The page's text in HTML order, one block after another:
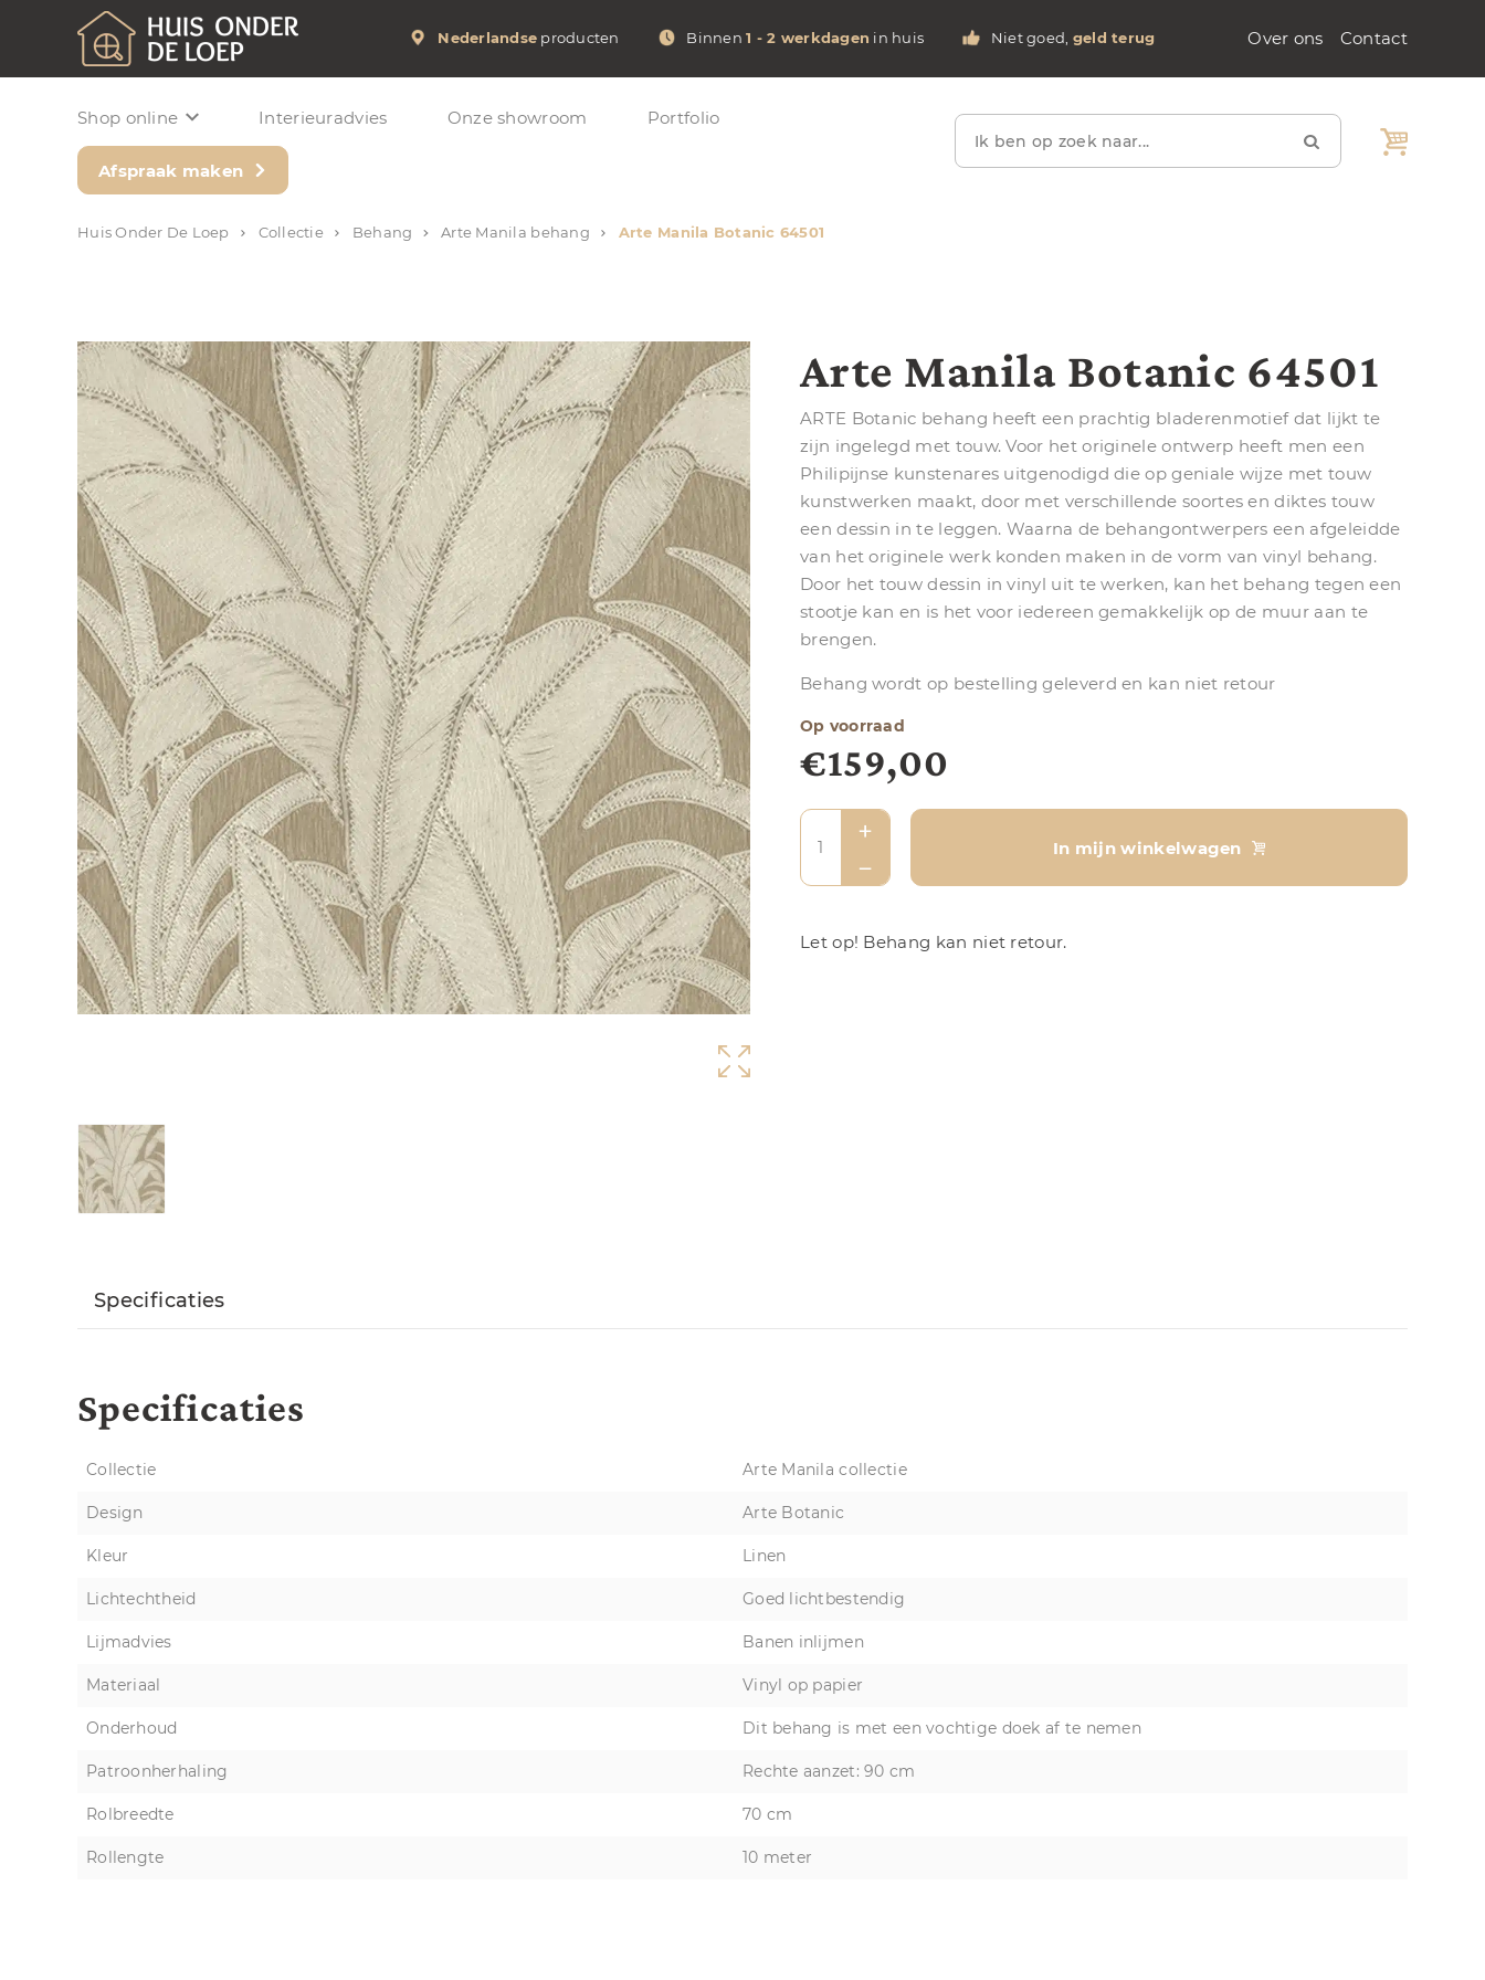
Nederlandse producten Binnen1 - 2 werkdagen in huis Niet goed, geld terug Over ons Contact
Shop online Interieuradvies Onze showroom Portfolio
Afspraak maken
Ik ben op zoek naar...
Huis Onder De Loep Collectie Behang Arte Manila behang Arte Manila Botanic 64501
Arte Manila Botanic 64501
ARTE Botanic behang heeft een prachtig bladerenmotief dat lijkt te
zijn ingelegd met touw. Voor het originele ontwerp heeft men een
Philipijnse kunstenares uitgenodigd die op geniale wijze met touw
kunstwerken maakt, door met verschillende soortes en diktes touw
een dessin in te leggen. Waarna de behangontwerpers een afgeleidde
van het originele werk konden maken in de vorm van vinyl behang.
Door het touw dessin in vinyl uit te werken, kan het behang tegen een
stootje kan en is het voor iedereen gemakkelijk op de muur aan te
brengen.
Behang wordt op bestelling geleverd en kan niet retour
Op voorraad
€159,00
In mijn winkelwagen
Let op! Behang kan niet retour.
Specificaties
Specificaties
Collectie Arte Manila collectie
Design Arte Botanic
Kleur Linen
Lichtechtheid Goed lichtbestendig
Lijmadvies Banen inlijmen
Materiaal Vinyl op papier
Onderhoud Dit behang is met een vochtige doek af te nemen
Patroonherhaling Rechte aanzet: 90 cm
Rolbreedte 70 cm
Rollengte 10 meter